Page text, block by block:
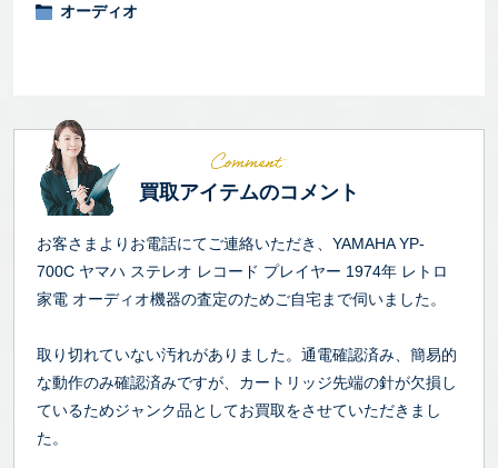
オーディオ
買取アイテムのコメント
お客さまよりお電話にてご連絡いただき、YAMAHA YP-
700C ヤマハ ステレオ レコード プレイヤー 1974年 レトロ
家電 オーディオ機器の査定のためご自宅まで伺いました。
取り切れていない汚れがありました。通電確認済み、簡易的
な動作のみ確認済みですが、カートリッジ先端の針が欠損し
ているためジャンク品としてお買取をさせていただきまし
た。